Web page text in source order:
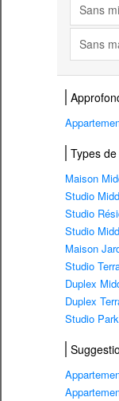
Sans
Sans
Types
Maison
Studio
Studio
Studio
Maison
Studio
Duplex
Duplex
Studio